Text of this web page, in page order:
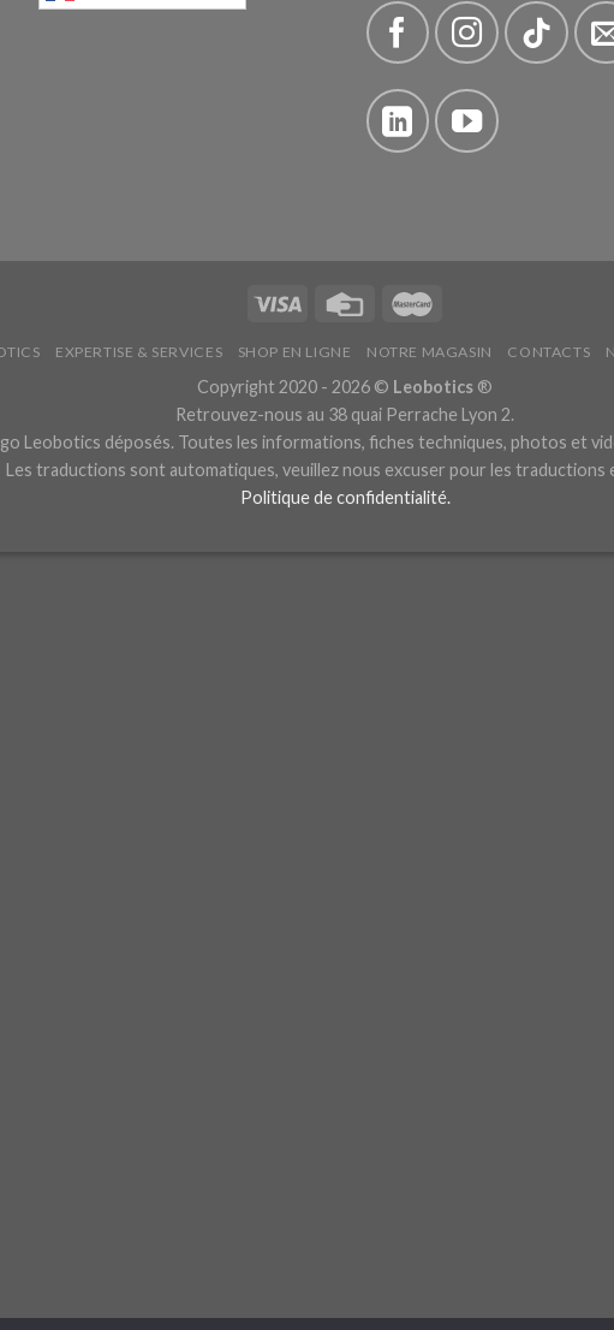
EXPERTISE & SERVICES SHOP EN LIGNE NOTRE MAGASIN CONTACTS
Copyright 2020 - 2026 © Leobotics ®
Retrouvez-nous au 38 quai Perrache Lyon 2.
Leobotics déposés. Toutes les informations, fiches techniques, photos et
Les traductions sont automatiques, veuillez nous excuser pour les traductions
Politique de confidentialité.